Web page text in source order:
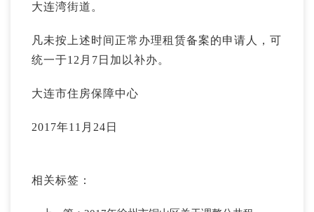
大连湾街道。
凡未按上述时间正常办理租赁备案的申请人，可
统一于12月7日加以补办。
大连市住房保障中心
2017年11月24日
相关标签：